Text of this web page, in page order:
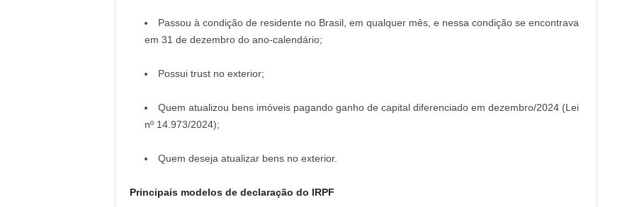
Passou à condição de residente no Brasil, em qualquer mês, e nessa condição se encontrava
em 31 de dezembro do ano-calendário;
Possui trust no exterior;
Quem atualizou bens imóveis pagando ganho de capital diferenciado em dezembro/2024 (Lei
nº 14.973/2024);
Quem deseja atualizar bens no exterior.
Principais modelos de declaração do IRPF